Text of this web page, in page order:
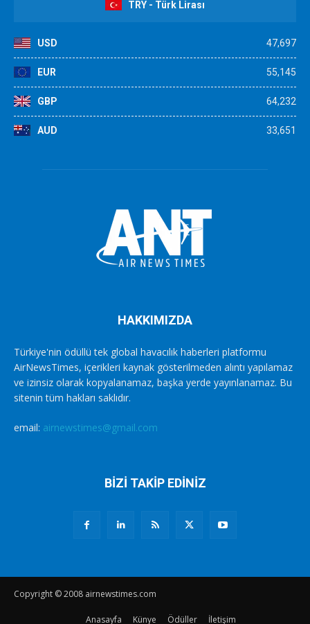
TRY - Türk Lirası
USD 47,697
EUR 55,145
GBP 64,232
AUD 33,651
HAKKIMIZDA
Türkiye'nin ödüllü tek global havacılık haberleri platformu
AirNewsTimes, içerikleri kaynak gösterilmeden alıntı yapılamaz
ve izinsiz olarak kopyalanamaz, başka yerde yayınlanamaz. Bu
sitenin tüm hakları saklıdır.
email: airnewstimes@gmail.com
BİZİ TAKİP EDİNİZ
Copyright © 2008 airnewstimes.com
Anasayfa Künye Ödüller İletişim